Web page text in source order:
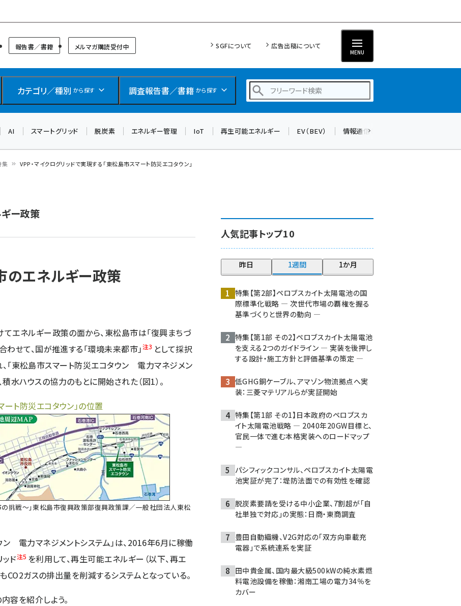
リッドフォーラム
報告書／書籍 メルマガ購読受付中 SGFについて 広告出稿について
MENU
カテゴリ／種別 から探す 調査報告書／書籍 から探す
ngn (279)
大串 (222)
aitras (185)
タンデム (149)
AI スマートグリッド 脱炭素 エネルギー管理 IoT 再生可能エネルギー EV（BEV） 情報通信（ICT）
集 VPP・マイクログリッドで実現する「東松島市スマート防災エコタウン」
ー政策
のエネルギー政策
エネルギー政策の面から、東松島市は「復興まちづ
わせて、国が推進する「環境未来都市」注3 として採択
「東松島市スマート防災エコタウン 電力マネジメン
水ハウスの協力のもとに開始された（図1）。
ト防災エコタウン」の位置
挑戦〜」東松島市復興政策部復興政策課／一般社団法人東松
電力マネジメントシステム」は、2016年6月に稼働
ド注5 を利用して、再生可能エネルギー（以下、再エ
CO2ガスの排出量を削減するシステムとなっている。
容を紹介しよう。
人気記事トップ10
昨日 1週間 1か月
特集【第2部】ペロブスカイト太陽電池の国
際標準化戦略 ― 次世代市場の覇権を握る
基準づくりと世界の動向 ―
特集【第1部 その2】ペロブスカイト太陽電池
を支える2つのガイドライン ― 実装を後押し
する設計・施工方針と評価基準の策定 ―
低GHG銅ケーブル、アマゾン物流拠点へ実
装：三菱マテリアルらが実証開始
特集【第1部 その1】日本政府のペロブスカ
イト太陽電池戦略 ― 2040年20GW目標と、
官民一体で進む本格実装へのロードマップ
―
パシフィックコンサル、ペロブスカイト太陽電
池実証が完了：堤防法面での有効性を確認
脱炭素要請を受ける中小企業、7割超が「自
社単独で対応」の実態：日商・東商調査
豊田自動織機、V2G対応の「双方向車載充
電器」で系統連系を実証
田中貴金属、国内最大級500kWの純水素燃
料電池設備を稼働：湘南工場の電力34％を
カバー